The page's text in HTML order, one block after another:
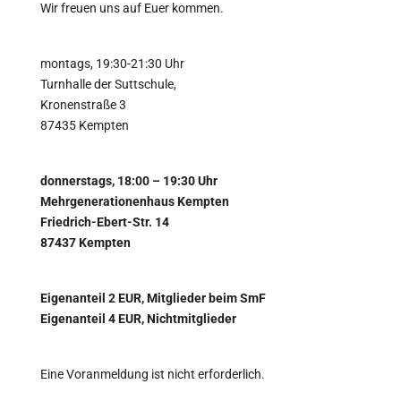
Wir freuen uns auf Euer kommen.
montags, 19:30-21:30 Uhr
Turnhalle der Suttschule,
Kronenstraße 3
87435 Kempten
donnerstags, 18:00 – 19:30 Uhr
Mehrgenerationenhaus Kempten
Friedrich-Ebert-Str. 14
87437 Kempten
Eigenanteil 2 EUR, Mitglieder beim SmF
Eigenanteil 4 EUR, Nichtmitglieder
Eine Voranmeldung ist nicht erforderlich.